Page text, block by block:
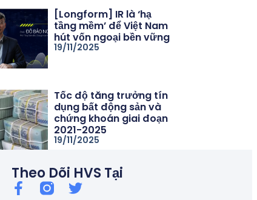
[Longform] IR là ‘hạ
tầng mềm’ để Việt Nam
hút vốn ngoại bền vững
19/11/2025
Tốc độ tăng trưởng tín
dụng bất động sản và
chứng khoán giai đoạn
2021-2025
19/11/2025
Theo Dõi HVS Tại